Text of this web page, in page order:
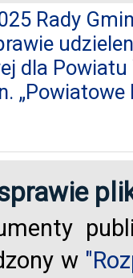
Rady
dla
w